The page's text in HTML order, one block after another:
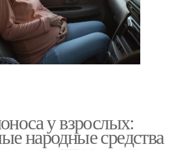
у взрослых:
народные средства